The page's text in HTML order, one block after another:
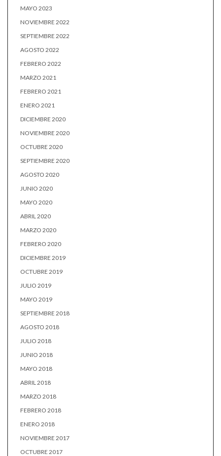
MAYO 2023
NOVIEMBRE 2022
SEPTIEMBRE 2022
AGOSTO 2022
FEBRERO 2022
MARZO 2021
FEBRERO 2021
ENERO 2021
DICIEMBRE 2020
NOVIEMBRE 2020
OCTUBRE 2020
SEPTIEMBRE 2020
AGOSTO 2020
JUNIO 2020
MAYO 2020
ABRIL 2020
MARZO 2020
FEBRERO 2020
DICIEMBRE 2019
OCTUBRE 2019
JULIO 2019
MAYO 2019
SEPTIEMBRE 2018
AGOSTO 2018
JULIO 2018
JUNIO 2018
MAYO 2018
ABRIL 2018
MARZO 2018
FEBRERO 2018
ENERO 2018
NOVIEMBRE 2017
OCTUBRE 2017